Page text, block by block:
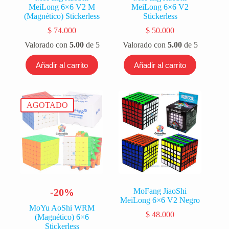
MeiLong 6×6 V2 M
(Magnético) Stickerless
$ 74.000
Valorado con 5.00de 5
Añadir al carrito
MeiLong 6×6 V2
Stickerless
$ 50.000
Valorado con 5.00de 5
Añadir al carrito
AGOTADO
-20%
MoYu AoShi WRM
(Magnético) 6×6
Stickerless
MoFang JiaoShi
MeiLong 6×6 V2 Negro
$ 48.000